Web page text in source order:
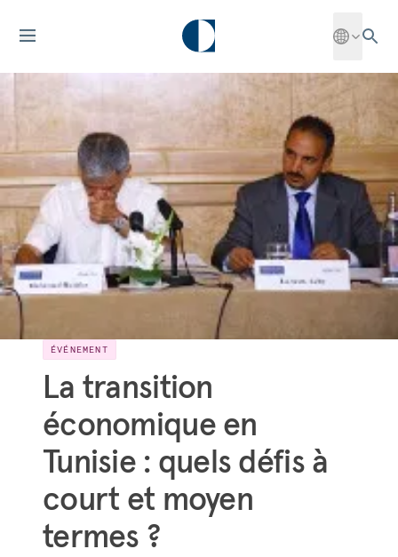
ÉVÉNEMENT
La transition
économique en
Tunisie : quels défis à
court et moyen
termes ?